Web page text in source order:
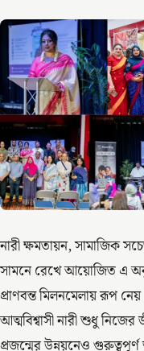
নারী ক্ষমতায়ন, সামাজিক
সামনে রেখে আয়োজিত এ
প্রাণবন্ত মিলনমেলায় রূপ
আত্মবিশ্বাসী নারী শুধু
প্রজন্মের উন্নয়নেও